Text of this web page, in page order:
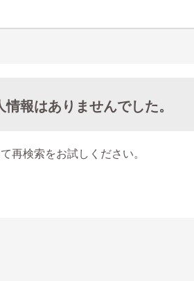
報はありませんでした。
再検索をお試しください。